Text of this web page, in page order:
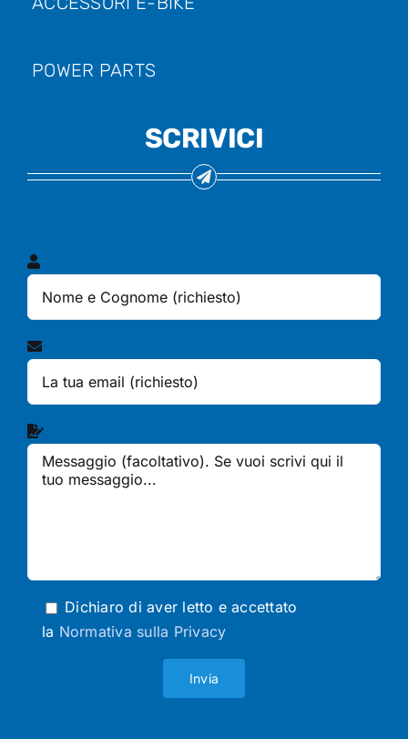
POWER PARTS
SCRIVICI
Dichiaro di aver letto e accettato
la Normativa sulla Privacy